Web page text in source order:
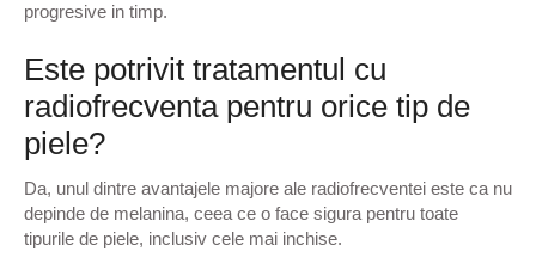
progresive in timp.
Este potrivit tratamentul cu
radiofrecventa pentru orice tip de
piele?
Da, unul dintre avantajele majore ale radiofrecventei este ca nu
depinde de melanina, ceea ce o face sigura pentru toate
tipurile de piele, inclusiv cele mai inchise.